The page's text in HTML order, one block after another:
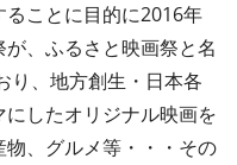
ことに目的に2016年
、ふるさと映画祭と名
り、地方創生・日本各
したオリジナル映画を
、グルメ等・・・その